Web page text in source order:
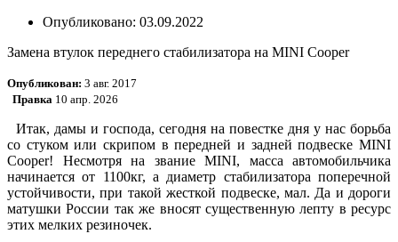
Опубликовано: 03.09.2022
Замена втулок переднего стабилизатора на MINI Cooper
Опубликован: 3 авг. 2017
Правка 10 апр. 2026
Итак, дамы и господа, сегодня на повестке дня у нас борьба
со стуком или скрипом в передней и задней подвеске MINI
Cooper! Несмотря на звание MINI, масса автомобильчика
начинается от 1100кг, а диаметр стабилизатора поперечной
устойчивости, при такой жесткой подвеске, мал. Да и дороги
матушки России так же вносят существенную лепту в ресурс
этих мелких резиночек.